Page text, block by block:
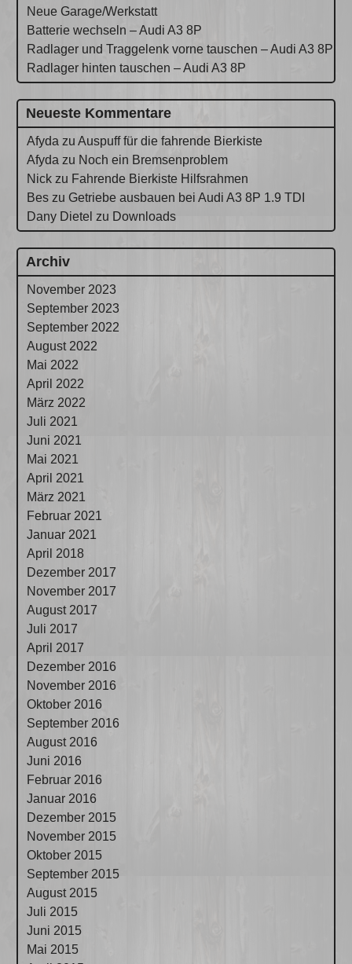
Neue Garage/Werkstatt
Batterie wechseln – Audi A3 8P
Radlager und Traggelenk vorne tauschen – Audi A3 8P
Radlager hinten tauschen – Audi A3 8P
Neueste Kommentare
Afyda zuAuspuff für die fahrende Bierkiste
Afyda zu Noch ein Bremsenproblem
Nick zu Fahrende Bierkiste Hilfsrahmen
Bes zuGetriebe ausbauen bei Audi A3 8P 1.9 TDI
Dany Dietel zu Downloads
Archiv
November 2023
September 2023
September 2022
August 2022
Mai 2022
April 2022
März 2022
Juli 2021
Juni 2021
Mai 2021
April 2021
März 2021
Februar 2021
Januar 2021
April 2018
Dezember 2017
November 2017
August 2017
Juli 2017
April 2017
Dezember 2016
November 2016
Oktober 2016
September 2016
August 2016
Juni 2016
Februar 2016
Januar 2016
Dezember 2015
November 2015
Oktober 2015
September 2015
August 2015
Juli 2015
Juni 2015
Mai 2015